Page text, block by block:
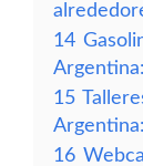
14
Argentina:
15
Argentina:
16